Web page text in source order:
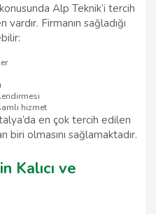
Alp Teknik’i tercih
Firmanın sağladığı
hizmet
en çok tercih edilen
biri olmasını sağlamaktadır.
Kalıcı ve